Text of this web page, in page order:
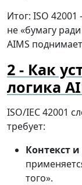
Итог: ISO
не «бумагу
AIMS
Как
логика
ISO/IEC 42001
требует:
Контекст
того».